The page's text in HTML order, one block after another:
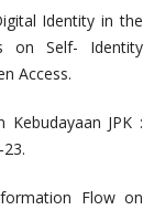
Identity in the
on Self- Identity
Access.
Kebudayaan JPK :
Flow on